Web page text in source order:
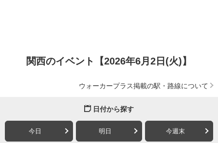
関西のイベント【2026年6月2日(火)】
ウォーカープラス掲載の駅・路線について
日付から探す
今日 明日 今週末